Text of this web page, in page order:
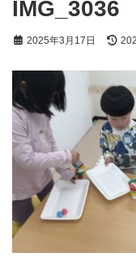
IMG_3036
2025年3月17日
最
日
: